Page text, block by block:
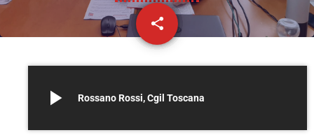
share
email
play_arrow Rossano Rossi, Cgil Toscana